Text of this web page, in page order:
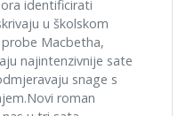
identificirati
u školskom
Macbetha,
najintenzivnije sate
snage s
roman